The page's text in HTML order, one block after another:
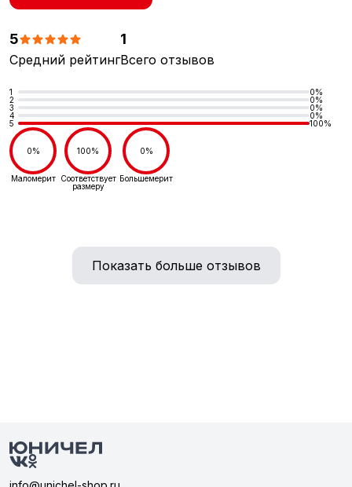
5
Средний рейтинг
1
Всего отзывов
1
0%
2
0%
3
0%
4
0%
5
100%
0%
Маломерит
100%
Соответствует
размеру
0%
Большемерит
Показать больше отзывов